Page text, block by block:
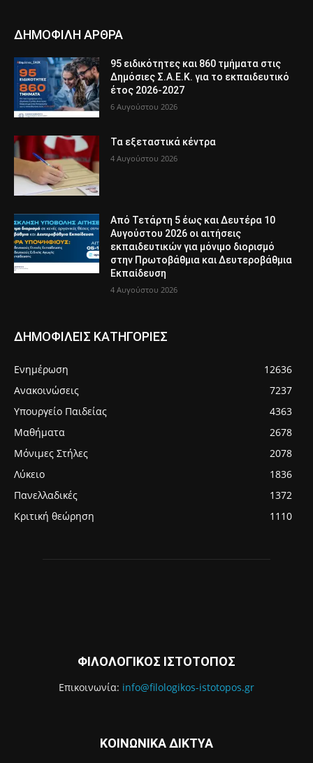
ΔΗΜΟΦΙΛΗ ΑΡΘΡΑ
95 ειδικότητες και 860 τμήματα στις
Δημόσιες Σ.Α.Ε.Κ. για το εκπαιδευτικό
έτος 2026-2027
6 Αυγούστου 2026
Τα εξεταστικά κέντρα
4 Αυγούστου 2026
Από Τετάρτη 5 έως και Δευτέρα 10
Αυγούστου 2026 οι αιτήσεις
εκπαιδευτικών για μόνιμο διορισμό
στην Πρωτοβάθμια και Δευτεροβάθμια
Εκπαίδευση
4 Αυγούστου 2026
ΔΗΜΟΦΙΛΕΙΣ ΚΑΤΗΓΟΡΙΕΣ
Ενημέρωση
12636
Ανακοινώσεις
7237
Υπουργείο Παιδείας
4363
Μαθήματα
2678
Μόνιμες Στήλες
2078
Λύκειο
1836
Πανελλαδικές
1372
Κριτική θεώρηση
1110
ΦΙΛΟΛΟΓΙΚΟΣ ΙΣΤΟΤΟΠΟΣ
Επικοινωνία: info@filologikos-istotopos.gr
ΚΟΙΝΩΝΙΚΑ ΔΙΚΤΥΑ